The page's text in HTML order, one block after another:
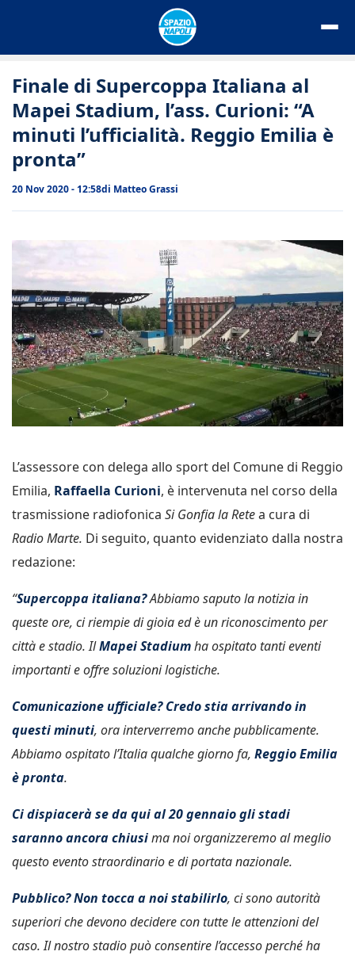
Finale di Supercoppa Italiana al
Mapei Stadium, l’ass. Curioni: “A
minuti l’ufficialità. Reggio Emilia è
pronta”
20 Nov 2020 - 12:58di Matteo Grassi
L’assessore con delega allo sport del Comune di Reggio
Emilia, Raffaella Curioni, è intervenuta nel corso della
trasmissione radiofonica Si Gonfia la Retea cura di
Radio Marte. Di seguito, quanto evidenziato dalla nostra
redazione:
“Supercoppa italiana?Abbiamo saputo la notizia in
queste ore, ci riempie di gioia ed è un riconoscimento per
città e stadio. IlMapei Stadiumha ospitato tanti eventi
importanti e offre soluzioni logistiche.
Comunicazione ufficiale? Credo stia arrivando in
questi minuti, ora interverremo anche pubblicamente.
Abbiamo ospitato l’Italia qualche giorno fa, Reggio Emilia
è pronta.
Ci dispiacerà se da qui al 20 gennaio gli stadi
saranno ancora chiusima noi organizzeremo al meglio
questo evento straordinario e di portata nazionale.
Pubblico? Non tocca a noi stabilirlo, ci sono autorità
superiori che devono decidere con tutte le attenzioni del
caso. Il nostro stadio può consentire l’accesso perché ha